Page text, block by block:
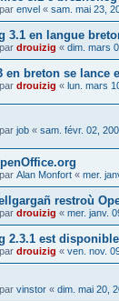
envel « sam. mai 23,
3.1 en langue
drouizig « dim. mars
en breton se lance
drouizig « lun. mars
job « sam. févr. 02,
Alan Monfort « mer.
restroù
drouizig « mer. janv.
2.3.1 est
drouizig « ven. nov.
vinstor « dim. mai 20,